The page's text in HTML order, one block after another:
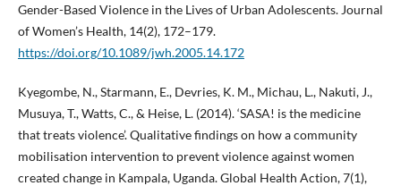
Gender-Based Violence in the Lives of Urban Adolescents. Journal
of Women’s Health, 14(2), 172–179.
https://doi.org/10.1089/jwh.2005.14.172
Kyegombe, N., Starmann, E., Devries, K. M., Michau, L., Nakuti, J.,
Musuya, T., Watts, C., & Heise, L. (2014). ‘SASA! is the medicine
that treats violence’. Qualitative findings on how a community
mobilisation intervention to prevent violence against women
created change in Kampala, Uganda. Global Health Action, 7(1),